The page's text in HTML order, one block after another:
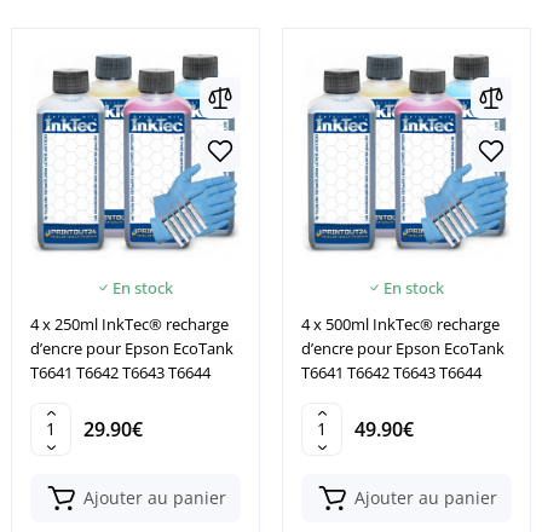
En stock
4 x 250ml InkTec® recharge
d’encre pour Epson EcoTank
T6641 T6642 T6643 T6644
29.90€
Ajouter au panier
En stock
4 x 500ml InkTec® recharge
d’encre pour Epson EcoTank
T6641 T6642 T6643 T6644
49.90€
Ajouter au panier